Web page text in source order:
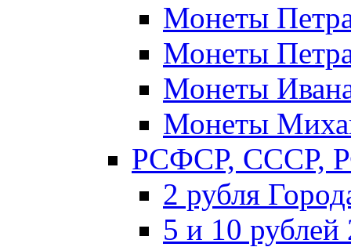
Монеты
Монеты
Монеты
Монеты
РСФСР, СССР,
2 рубля
5 и 10